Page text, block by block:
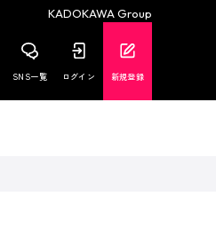
KADOKAWA Group
SNS一覧 ログイン 新規登録